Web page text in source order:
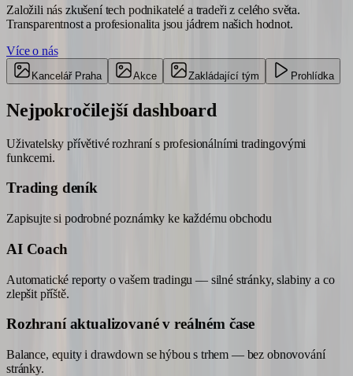
Založili nás zkušení tech podnikatelé a tradeři z celého světa.
Transparentnost a profesionalita jsou jádrem našich hodnot.
Více o nás
Kancelář Praha Akce Zakládající tým Prohlídka
Nejpokročilejší dashboard
Uživatelsky přívětivé rozhraní s profesionálními tradingovými
funkcemi.
Trading deník
Zapisujte si podrobné poznámky ke každému obchodu
AI Coach
Automatické reporty o vašem tradingu — silné stránky, slabiny a co
zlepšit příště.
Rozhraní aktualizované v reálném čase
Balance, equity i drawdown se hýbou s trhem — bez obnovování
stránky.